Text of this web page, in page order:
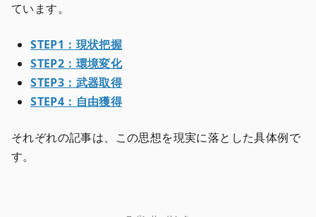
ています。
STEP1：現状把握
STEP2：環境変化
STEP3：武器取得
STEP4：自由獲得
それぞれの記事は、この思想を現実に落とした具体例で
す。